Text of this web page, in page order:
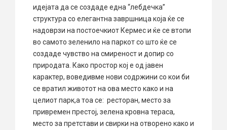
идејата да се создаде една “лебдечка”
структурa со елегантна завршница која ќе се
надоврзи на постоечкиот Кермес и ќе се втопи
во самото зеленило на паркот со што ќе се
создаде чувство на смиреност и допир со
природата. Како простор кој е од јавен
карактер, воведивме нови содржини со кои би
се вратил животот на ова место како и на
целиот парк,а тоа се: ресторан, место за
привремен престој, зелена кровна тераса,
место за претстави и свирки на отворено како и